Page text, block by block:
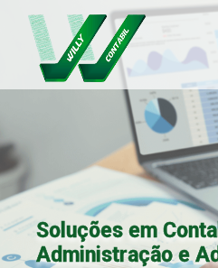
Soluções em
Administração e